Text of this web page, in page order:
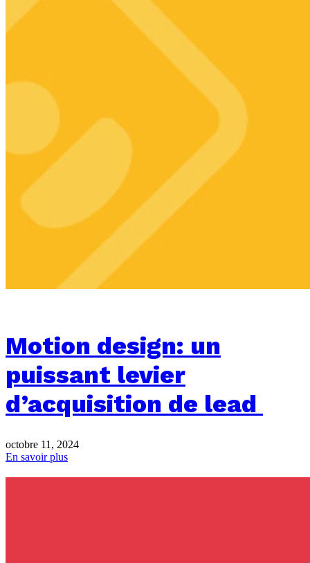
Motion design: un
puissant levier
d’acquisition de lead
octobre 11, 2024
En savoir plus